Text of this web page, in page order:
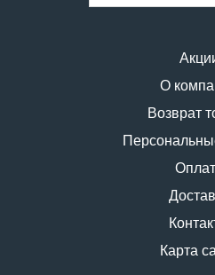
О
Возврат
Карта